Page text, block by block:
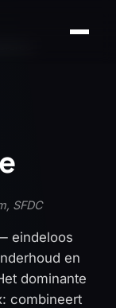
SFDC
eindeloos
en
dominante
combineert